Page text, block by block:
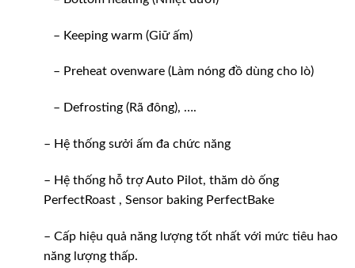
– Keeping warm (Giữ ấm)
– Preheat ovenware (Làm nóng đồ dùng cho lò)
– Defrosting (Rã đông), ….
– Hệ thống sưởi ấm đa chức năng
– Hệ thống hỗ trợ Auto Pilot, thăm dò ống
PerfectRoast , Sensor baking PerfectBake
– Cấp hiệu quả năng lượng tốt nhất với mức tiêu hao
năng lượng thấp.